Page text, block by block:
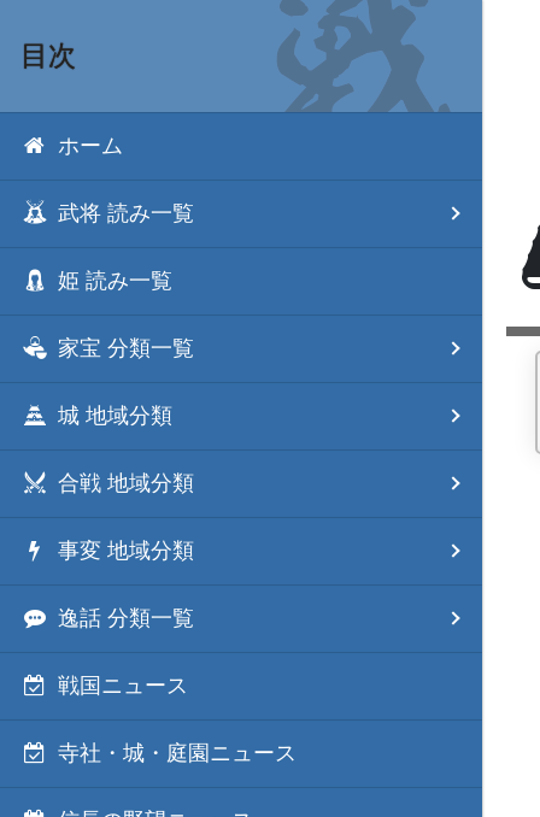
目次
ホーム
武将 読み一覧
姫 読み一覧
家宝 分類一覧
城 地域分類
合戦 地域分類
事変 地域分類
逸話 分類一覧
戦国ニュース
寺社・城・庭園ニュース